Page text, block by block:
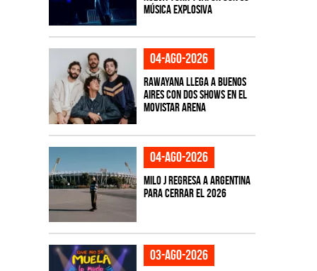
música explosiva
04-ago-2026
Rawayana llega a Buenos
Aires con dos shows en el
Movistar Arena
04-ago-2026
Milo J regresa a Argentina
para cerrar el 2026
03-ago-2026